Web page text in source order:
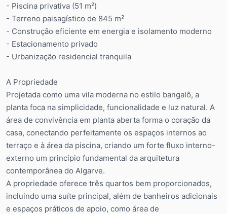
- Piscina privativa (51 m²)
- Terreno paisagístico de 845 m²
- Construção eficiente em energia e isolamento moderno
- Estacionamento privado
- Urbanização residencial tranquila
A Propriedade
Projetada como uma vila moderna no estilo bangalô, a
planta foca na simplicidade, funcionalidade e luz natural. A
área de convivência em planta aberta forma o coração da
casa, conectando perfeitamente os espaços internos ao
terraço e à área da piscina, criando um forte fluxo interno-
externo um princípio fundamental da arquitetura
contemporânea do Algarve.
A propriedade oferece três quartos bem proporcionados,
incluindo uma suíte principal, além de banheiros adicionais
e espaços práticos de apoio, como área de